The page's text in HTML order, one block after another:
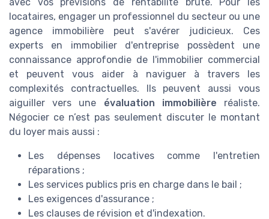
locataires, engager un professionnel du secteur ou une
agence immobilière peut s'avérer judicieux. Ces
experts en immobilier d'entreprise possèdent une
connaissance approfondie de l'immobilier commercial
et peuvent vous aider à naviguer à travers les
complexités contractuelles. Ils peuvent aussi vous
aiguiller vers une évaluation immobilière réaliste.
Négocier ce n’est pas seulement discuter le montant
du loyer mais aussi :
Les dépenses locatives comme l'entretien
réparations ;
Les services publics pris en charge dans le bail ;
Les exigences d'assurance ;
Les clauses de révision et d'indexation.